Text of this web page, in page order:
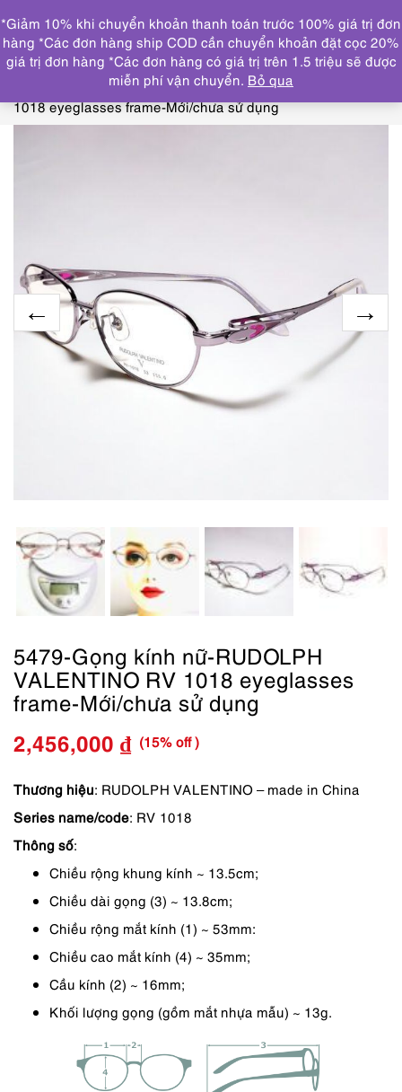
DANH MỤC
Trang chủ KÍNH MẮT
GỌNG KÍNH MỚI/CHƯA SỬ
5479-Gọng kính nữ-RUDOLPH VALENTINO RV
1018 eyeglasses frame-Mới/chưa sử dụng
5479-Gọng kính nữ-RUDOLPH
VALENTINO RV 1018 eyeglasses
frame-Mới/chưa sử dụng
Giá
gốc
là:
2,456,000 ₫
Giá
hiện
tại
2,456,000 ₫.
(15% off )
Thương hiệu: RUDOLPH VALENTINO – made in China
Series name/code: RV 1018
Thông số:
Chiều rộng khung kính ~ 13.5cm;
Chiều dài gọng (3) ~ 13.8cm;
Chiều rộng mắt kính (1) ~ 53mm:
Chiều cao mắt kính (4) ~ 35mm;
Cầu kính (2) ~ 16mm;
Khối lượng gọng (gồm mắt nhựa mẫu) ~ 13g.
*Giảm 10% khi chuyển khoản thanh toán trước 100% giá trị đơn
hàng *Các đơn hàng ship COD cần chuyển khoản đặt cọc 20%
giá trị đơn hàng *Các đơn hàng có giá trị trên 1.5 triệu sẽ được
miễn phí vận chuyển. Bỏ qua